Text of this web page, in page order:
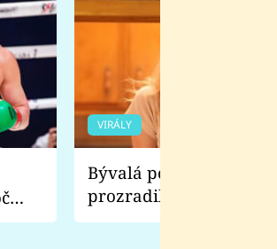
než
VIRÁLY
Bývalá pornoherečka
prozradila, co ji
natáčení Euforie.